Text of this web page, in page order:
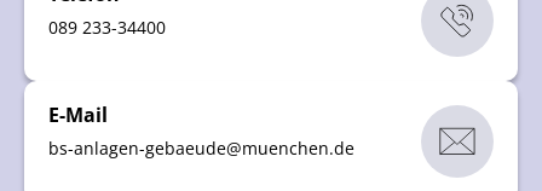
089 233-34400
E-Mail
bs-anlagen-gebaeude@muenchen.de